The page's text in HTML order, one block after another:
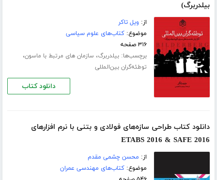
بیلدربرگ)
از: ویل تاکر
موضوع:کتاب‌های علوم سیاسی
۳۱۶ صفحه
برچسب‌ها:بیلدربرگ، سازمان های مرتبط با ماسون،
توطئه‌گران بین‌المللی
دانلود کتاب
دانلود کتاب طراحی سازه‌های فولادی و بتنی با نرم افزارهای
ETABS 2016 & SAFE 2016
از: محسن چشمی مقدم
موضوع:کتاب‌های مهندسی عمران